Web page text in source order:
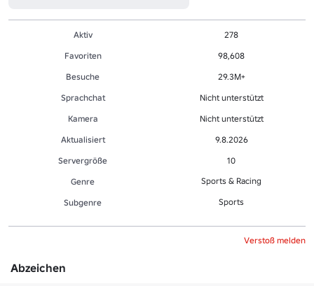
Aktiv
278
Favoriten
98,608
Besuche
29.3M+
Sprachchat
Nicht unterstützt
Kamera
Nicht unterstützt
Aktualisiert
9.8.2026
Servergröße
10
Genre
Sports & Racing
Sub­gen­re Sports
Verstoß melden
Abzeichen